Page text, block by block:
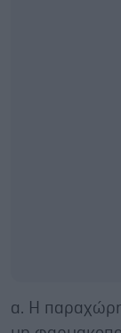
α. Η